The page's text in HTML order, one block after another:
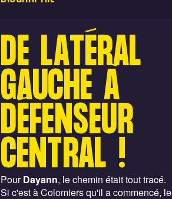
DE LATÉRAL
GAUCHE À
DÉFENSEUR
CENTRAL !
PourDayann, le chemin était tout tracé.
Si c'est à Colomiers qu'il a commencé, le